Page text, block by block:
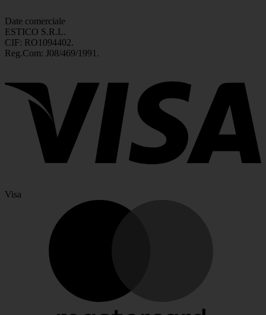
Date comerciale
ESTICO S.R.L.
CIF: RO1094402.
Reg.Com: J08/469/1991.
Visa